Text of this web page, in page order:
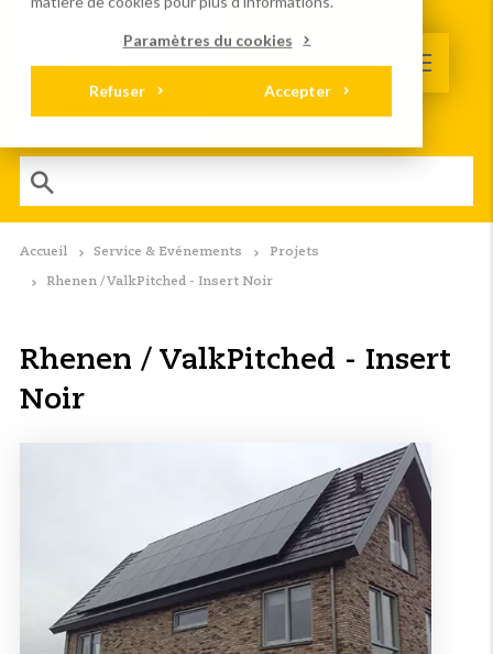
Paramètres du cookies
Accepter
Refuser
Accueil Service & Evénements Projets
Rhenen / ValkPitched - Insert Noir
Rhenen / ValkPitched - Insert
Noir